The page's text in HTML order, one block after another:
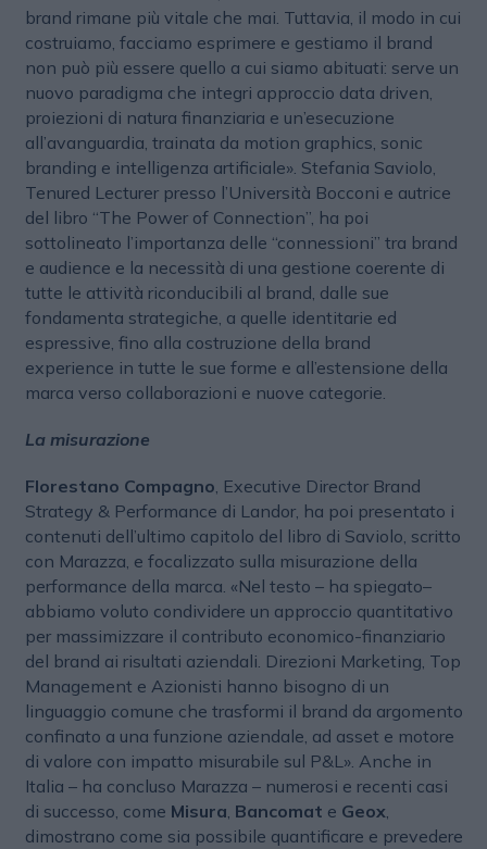
brand rimane più vitale che mai. Tuttavia, il modo in cui
costruiamo, facciamo esprimere e gestiamo il brand
non può più essere quello a cui siamo abituati: serve un
nuovo paradigma che integri approccio data driven,
proiezioni di natura finanziaria e un’esecuzione
all’avanguardia, trainata da motion graphics, sonic
branding e intelligenza artificiale». Stefania Saviolo,
Tenured Lecturer presso l’Università Bocconi e autrice
del libro “The Power of Connection”, ha poi
sottolineato l’importanza delle “connessioni” tra brand
e audience e la necessità di una gestione coerente di
tutte le attività riconducibili al brand, dalle sue
fondamenta strategiche, a quelle identitarie ed
espressive, fino alla costruzione della brand
experience in tutte le sue forme e all’estensione della
marca verso collaborazioni e nuove categorie.
La misurazione
Florestano Compagno, Executive Director Brand
Strategy & Performance di Landor, ha poi presentato i
contenuti dell’ultimo capitolo del libro di Saviolo, scritto
con Marazza, e focalizzato sulla misurazione della
performance della marca. «Nel testo – ha spiegato–
abbiamo voluto condividere un approccio quantitativo
per massimizzare il contributo economico-finanziario
del brand ai risultati aziendali. Direzioni Marketing, Top
Management e Azionisti hanno bisogno di un
linguaggio comune che trasformi il brand da argomento
confinato a una funzione aziendale, ad asset e motore
di valore con impatto misurabile sul P&L». Anche in
Italia – ha concluso Marazza – numerosi e recenti casi
di successo, come Misura, Bancomat e Geox,
dimostrano come sia possibile quantificare e prevedere